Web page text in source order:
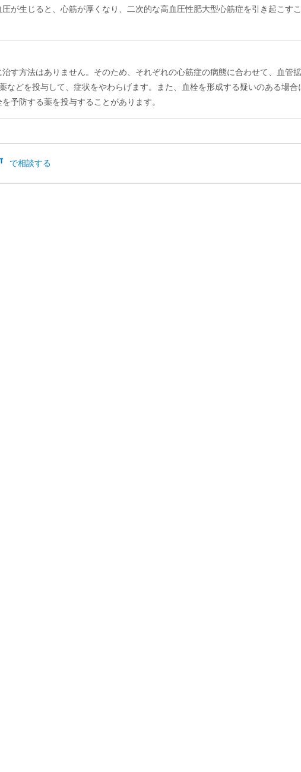
が生じると、心筋が厚くなり、二次的な高血圧性肥大型心筋症を引き起こす
す方法はありません。そのため、それぞれの心筋症の病態に合わせて、血管
などを投与して、症状をやわらげます。また、血栓を形成する疑いのある場合
予防する薬を投与することがあります。
で相談する